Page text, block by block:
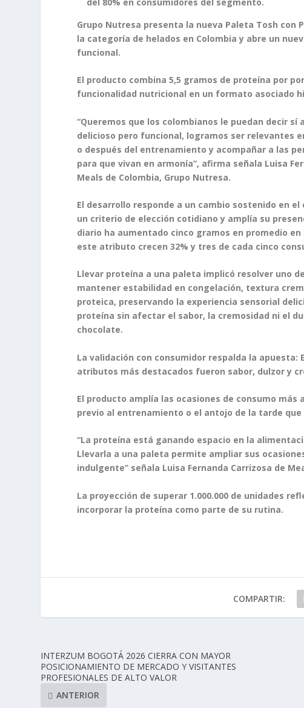
Grupo Nutresa presenta la nueva Paleta Tosh
la categoría de helados en Colombia y abre un
funcional.
El producto combina 5,5 gramos de proteína por
funcionalidad nutricional en un formato asociado
“Queremos que los colombianos le puedan decir
delicioso pero funcional, logramos ser relevantes
o después del entrenamiento y acompañar a las
para que vivan en armonía”, afirma señala Luisa
Meals de Colombia, Grupo Nutresa.
El desarrollo responde a un cambio sostenido en
un criterio de elección cotidiano y amplía su
diario ha aumentado cinco gramos en promedio
este atributo crecen 32% y tres de cada cinco
Llevar proteína a una paleta implicó resolver uno
mantener estabilidad en congelación, textura
proteica, preservando la experiencia sensorial
proteína sin afectar el sabor, la cremosidad ni el
chocolate.
La validación con consumidor respalda la apuesta:
atributos más destacados fueron sabor, dulzor y
El producto amplía las ocasiones de consumo
previo al entrenamiento o el antojo de la tarde
“La proteína está ganando espacio en la
Llevarla a una paleta permite ampliar sus
indulgente” señala Luisa Fernanda Carrizosa de
La proyección de superar 1.000.000 de unidades
incorporar la proteína como parte de su rutina.
COMPARTIR:
INTERZUM BOGOTÁ 2026 CIERRA CON MAYOR
POSICIONAMIENTO DE MERCADO Y VISITANTES
PROFESIONALES DE ALTO VALOR
ANTERIOR